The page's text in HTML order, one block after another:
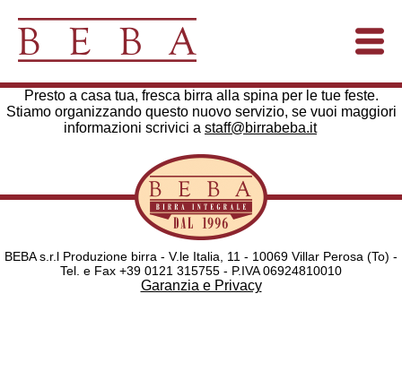
Presto a casa tua, fresca birra alla spina per le tue feste.
Stiamo organizzando questo nuovo servizio, se vuoi maggiori
informazioni scrivici a staff@birrabeba.it
BEBA s.r.l Produzione birra - V.le Italia, 11 - 10069 Villar Perosa (To) -
Tel. e Fax +39 0121 315755 - P.IVA 06924810010
Garanzia e Privacy